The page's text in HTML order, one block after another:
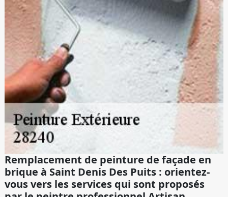
Remplacement de peinture de façade en
brique à Saint Denis Des Puits : orientez-
vous vers les services qui sont proposés